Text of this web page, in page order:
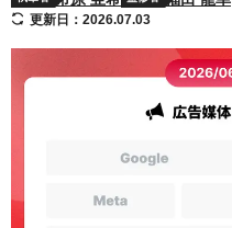
更新日：2026.07.03